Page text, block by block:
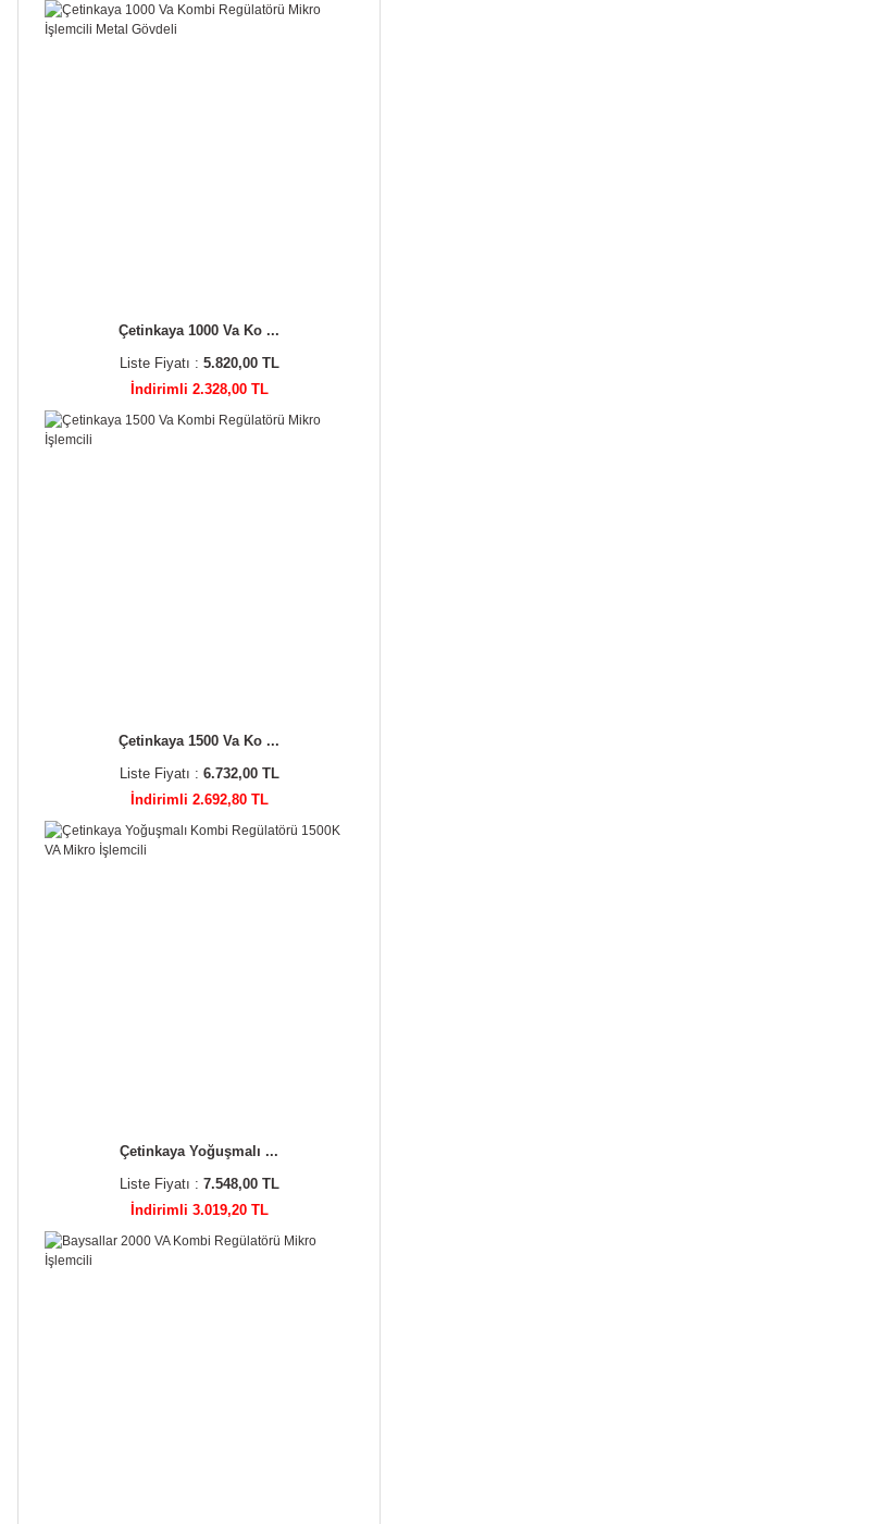
Çetinkaya 1000 Va Ko ...
Liste Fiyatı : 5.820,00 TL
İndirimli 2.328,00 TL
Çetinkaya 1500 Va Ko ...
Liste Fiyatı : 6.732,00 TL
İndirimli 2.692,80 TL
Çetinkaya Yoğuşmalı ...
Liste Fiyatı : 7.548,00 TL
İndirimli 3.019,20 TL